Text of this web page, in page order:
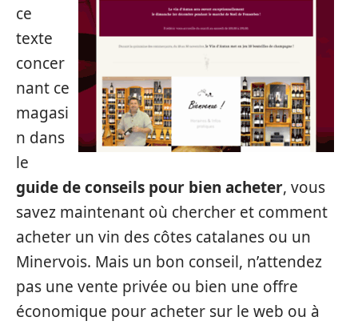
ce
texte
concer
nant ce
magasi
n dans
le
guide de conseils pour bien acheter, vous
savez maintenant où chercher et comment
acheter un vin des côtes catalanes ou un
Minervois. Mais un bon conseil, n’attendez
pas une vente privée ou bien une offre
économique pour acheter sur le web ou à